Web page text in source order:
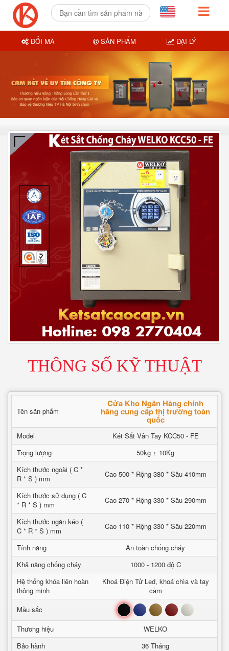
THÔNG SỐ KỸ THUẬT
Tên sản phẩm
Cửa Kho Ngân Hàng chính
hãng cung cấp thị trường toàn
quốc
Model
Két Sắt Vân Tay KCC50 - FE
Trọng lượng
50kg ± 10Kg
Kích thước ngoài ( C *
R * S ) mm
Cao 500 * Rộng 380 * Sâu 410mm
Kích thước sử dụng ( C
* R * S ) mm
Cao 270 * Rộng 330 * Sâu 290mm
Kích thước ngăn kéo (
C * R * S ) mm
Cao 110 * Rộng 330 * Sâu 220mm
Tính năng
An toàn chống cháy
Khả năng chống cháy
1000 - 1200 độ C
Hệ thống khóa liên hoàn
thông minh
Khoá Điện Tử Led, khoá chìa và tay
cầm
Mầu sắc
Đen Xanh Nâu Đỏ Trắng
Thương hiệu
WELKO
Bảo hành
36 Tháng
ĐỔI MÃ SẢN PHẨM ĐẠI LÝ